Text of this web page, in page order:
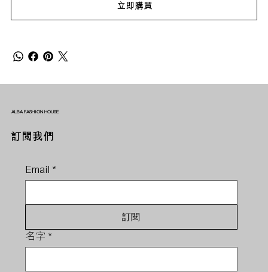
立即購買
ALBA FASHION HOUSE
訂閱我們
Email *
訂閱
名字 *